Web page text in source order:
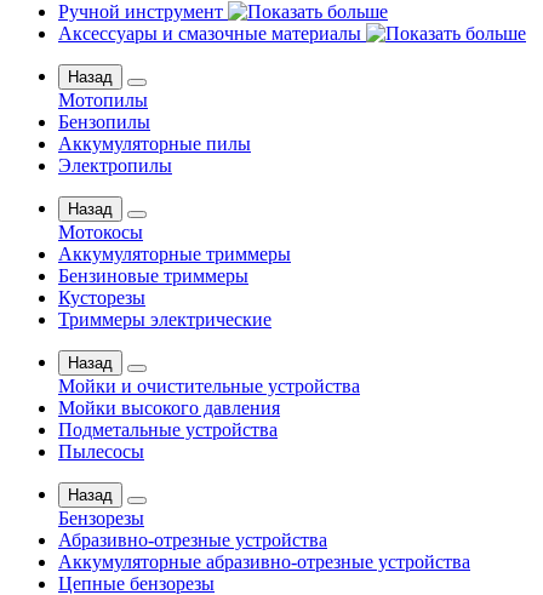
Ручной инструмент
Аксессуары и смазочные материалы
Назад
Мотопилы
Бензопилы
Аккумуляторные пилы
Электропилы
Назад
Мотокосы
Аккумуляторные триммеры
Бензиновые триммеры
Кусторезы
Триммеры электрические
Назад
Мойки и очистительные устройства
Мойки высокого давления
Подметальные устройства
Пылесосы
Назад
Бензорезы
Абразивно-отрезные устройства
Аккумуляторные абразивно-отрезные устройства
Цепные бензорезы